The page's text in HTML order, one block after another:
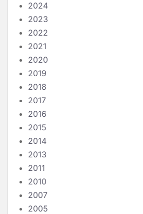
2024
2023
2022
2021
2020
2019
2018
2017
2016
2015
2014
2013
2011
2010
2007
2005